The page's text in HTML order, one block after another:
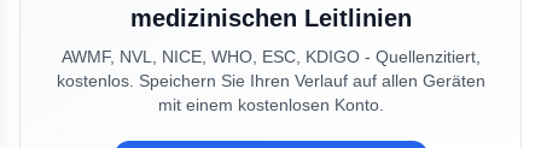
medizinischen Leitlinien
AWMF, NVL, NICE, WHO, ESC, KDIGO - Quellenzitiert,
kostenlos. Speichern Sie Ihren Verlauf auf allen Geräten
mit einem kostenlosen Konto.